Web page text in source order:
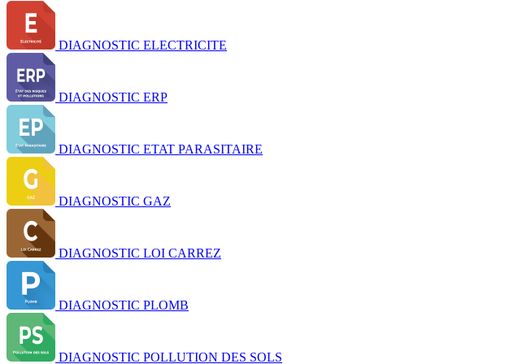
DIAGNOSTIC ELECTRICITE
DIAGNOSTIC ERP
DIAGNOSTIC ETAT PARASITAIRE
DIAGNOSTIC GAZ
DIAGNOSTIC LOI CARREZ
DIAGNOSTIC PLOMB
DIAGNOSTIC POLLUTION DES SOLS